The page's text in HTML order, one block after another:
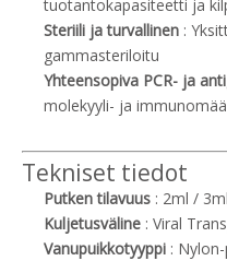
tuotantokapasiteetti ja
Steriili ja turvallinen :
gammasteriloitu
Yhteensopiva PCR- ja
molekyyli- ja
Tekniset tiedot
Putken tilavuus : 2ml /
Kuljetusväline : Viral
Vanupuikkotyyppi :